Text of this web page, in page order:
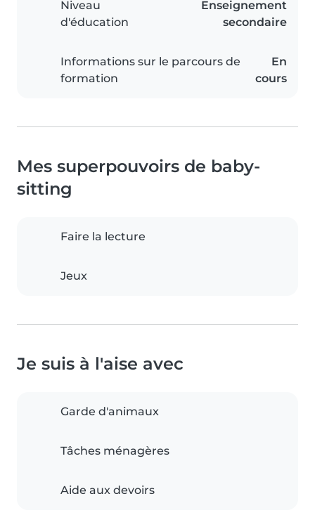
Niveau
d'éducation
Enseignement
secondaire
Informations sur le parcours de
formation
En
cours
Mes superpouvoirs de baby-
sitting
Faire la lecture
Jeux
Je suis à l'aise avec
Garde d'animaux
Tâches ménagères
Aide aux devoirs